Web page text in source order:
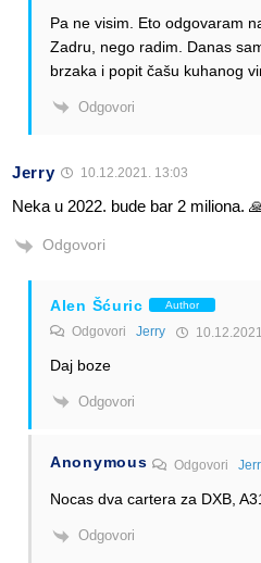
Pa ne visim. Eto odgovaram
Zadru, nego radim. Danas
brzaka i popit čašu kuhanog
Odgovori
Jerry 10.12.2021. 13:03
Neka u 2022. bude bar 2 miliona.
Odgovori
Alen Šćuric Author
Odgovori Jerry
Daj boze
Odgovori
Anonymous Odgovori
Nocas dva cartera za DXB,
Odgovori